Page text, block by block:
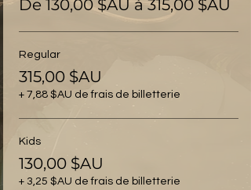
De 130,00 $AU à 315,00 $AU
Regular
315,00 $AU
+ 7,88 $AU de frais de billetterie
Kids
130,00 $AU
+ 3,25 $AU de frais de billetterie